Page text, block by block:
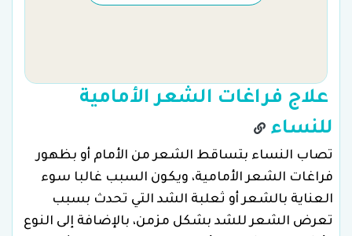
علاج فراغات الشعر الأمامية
للنساء
تصاب النساء بتساقط الشعر من الأمام أو بظهور
فراغات الشعر الأمامية، ويكون السبب غالبا سوء
العناية بالشعر أو ثعلبة الشد التي تحدث بسبب
تعرض الشعر للشد بشكل مزمن، بالإضافة إلى النوع